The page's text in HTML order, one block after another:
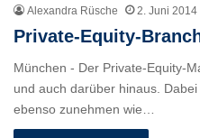
Alexandra Rüsche 2. Juni 2014
Private-Equity-
München - Der Private-Equity-
und auch darüber hinaus.
ebenso zunehmen wie…